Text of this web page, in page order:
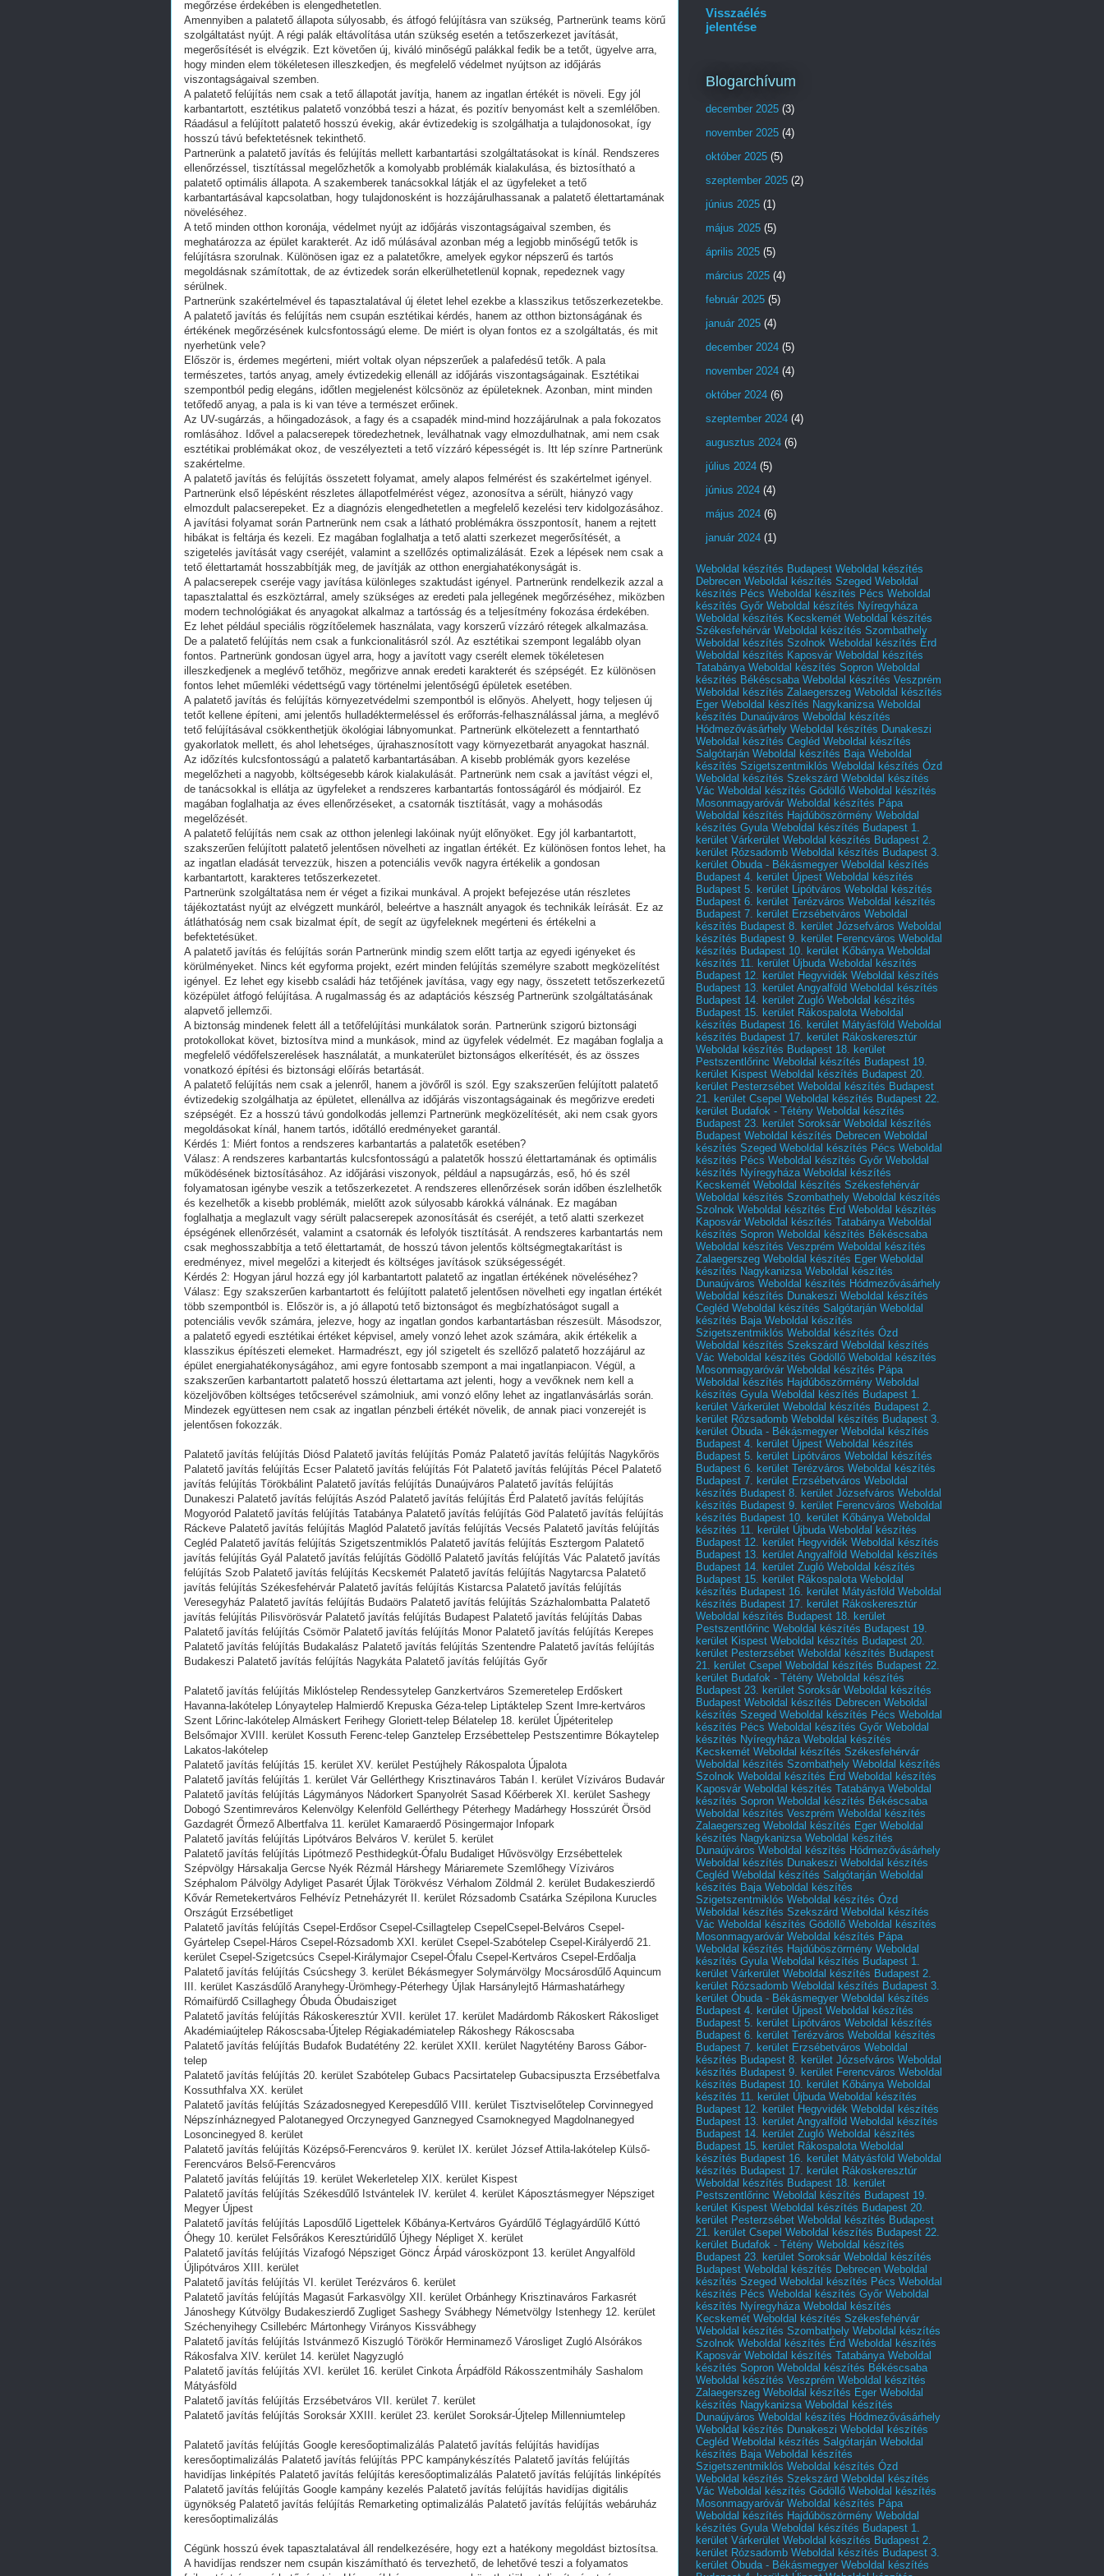
megőrzése érdekében is elengedhetetlen.
Amennyiben a palatető állapota súlyosabb, és átfogó felújításra van szükség, Partnerünk teams körű
szolgáltatást nyújt. A régi palák eltávolítása után szükség esetén a tetőszerkezet javítását,
megerősítését is elvégzik. Ezt követően új, kiváló minőségű palákkal fedik be a tetőt, ügyelve arra,
hogy minden elem tökéletesen illeszkedjen, és megfelelő védelmet nyújtson az időjárás
viszontagságaival szemben.
A palatető felújítás nem csak a tető állapotát javítja, hanem az ingatlan értékét is növeli. Egy jól
karbantartott, esztétikus palatető vonzóbbá teszi a házat, és pozitív benyomást kelt a szemlélőben.
Ráadásul a felújított palatető hosszú évekig, akár évtizedekig is szolgálhatja a tulajdonosokat, így
hosszú távú befektetésnek tekinthető.
Partnerünk a palatető javítás és felújítás mellett karbantartási szolgáltatásokat is kínál. Rendszeres
ellenőrzéssel, tisztítással megelőzhetők a komolyabb problémák kialakulása, és biztosítható a
palatető optimális állapota. A szakemberek tanácsokkal látják el az ügyfeleket a tető
karbantartásával kapcsolatban, hogy tulajdonosként is hozzájárulhassanak a palatető élettartamának
növeléséhez.
A tető minden otthon koronája, védelmet nyújt az időjárás viszontagságaival szemben, és
meghatározza az épület karakterét. Az idő múlásával azonban még a legjobb minőségű tetők is
felújításra szorulnak. Különösen igaz ez a palatetőkre, amelyek egykor népszerű és tartós
megoldásnak számítottak, de az évtizedek során elkerülhetetlenül kopnak, repedeznek vagy
sérülnek.
Partnerünk szakértelmével és tapasztalatával új életet lehel ezekbe a klasszikus tetőszerkezetekbe.
A palatető javítás és felújítás nem csupán esztétikai kérdés, hanem az otthon biztonságának és
értékének megőrzésének kulcsfontosságú eleme. De miért is olyan fontos ez a szolgáltatás, és mit
nyerhetünk vele?
Először is, érdemes megérteni, miért voltak olyan népszerűek a palafedésű tetők. A pala
természetes, tartós anyag, amely évtizedekig ellenáll az időjárás viszontagságainak. Esztétikai
szempontból pedig elegáns, időtlen megjelenést kölcsönöz az épületeknek. Azonban, mint minden
tetőfedő anyag, a pala is ki van téve a természet erőinek.
Az UV-sugárzás, a hőingadozások, a fagy és a csapadék mind-mind hozzájárulnak a pala fokozatos
romlásához. Idővel a palacserepek töredezhetnek, leválhatnak vagy elmozdulhatnak, ami nem csak
esztétikai problémákat okoz, de veszélyezteti a tető vízzáró képességét is. Itt lép színre Partnerünk
szakértelme.
A palatető javítás és felújítás összetett folyamat, amely alapos felmérést és szakértelmet igényel.
Partnerünk első lépésként részletes állapotfelmérést végez, azonosítva a sérült, hiányzó vagy
elmozdult palacserepeket. Ez a diagnózis elengedhetetlen a megfelelő kezelési terv kidolgozásához.
A javítási folyamat során Partnerünk nem csak a látható problémákra összpontosít, hanem a rejtett
hibákat is feltárja és kezeli. Ez magában foglalhatja a tető alatti szerkezet megerősítését, a
szigetelés javítását vagy cseréjét, valamint a szellőzés optimalizálását. Ezek a lépések nem csak a
tető élettartamát hosszabbítják meg, de javítják az otthon energiahatékonyságát is.
A palacserepek cseréje vagy javítása különleges szaktudást igényel. Partnerünk rendelkezik azzal a
tapasztalattal és eszköztárral, amely szükséges az eredeti pala jellegének megőrzéséhez, miközben
modern technológiákat és anyagokat alkalmaz a tartósság és a teljesítmény fokozása érdekében.
Ez lehet például speciális rögzítőelemek használata, vagy korszerű vízzáró rétegek alkalmazása.
De a palatető felújítás nem csak a funkcionalitásról szól. Az esztétikai szempont legalább olyan
fontos. Partnerünk gondosan ügyel arra, hogy a javított vagy cserélt elemek tökéletesen
illeszkedjenek a meglévő tetőhöz, megőrizve annak eredeti karakterét és szépségét. Ez különösen
fontos lehet műemléki védettségű vagy történelmi jelentőségű épületek esetében.
A palatető javítás és felújítás környezetvédelmi szempontból is előnyös. Ahelyett, hogy teljesen új
tetőt kellene építeni, ami jelentős hulladéktermeléssel és erőforrás-felhasználással járna, a meglévő
tető felújításával csökkenthetjük ökológiai lábnyomunkat. Partnerünk elkötelezett a fenntartható
gyakorlatok mellett, és ahol lehetséges, újrahasznosított vagy környezetbarát anyagokat használ.
Az időzítés kulcsfontosságú a palatető karbantartásában. A kisebb problémák gyors kezelése
megelőzheti a nagyobb, költségesebb károk kialakulását. Partnerünk nem csak a javítást végzi el,
de tanácsokkal is ellátja az ügyfeleket a rendszeres karbantartás fontosságáról és módjairól. Ez
magában foglalhatja az éves ellenőrzéseket, a csatornák tisztítását, vagy a mohásodás
megelőzését.
A palatető felújítás nem csak az otthon jelenlegi lakóinak nyújt előnyöket. Egy jól karbantartott,
szakszerűen felújított palatető jelentősen növelheti az ingatlan értékét. Ez különösen fontos lehet, ha
az ingatlan eladását tervezzük, hiszen a potenciális vevők nagyra értékelik a gondosan
karbantartott, karakteres tetőszerkezetet.
Partnerünk szolgáltatása nem ér véget a fizikai munkával. A projekt befejezése után részletes
tájékoztatást nyújt az elvégzett munkáról, beleértve a használt anyagok és technikák leírását. Ez az
átláthatóság nem csak bizalmat épít, de segít az ügyfeleknek megérteni és értékelni a
befektetésüket.
A palatető javítás és felújítás során Partnerünk mindig szem előtt tartja az egyedi igényeket és
körülményeket. Nincs két egyforma projekt, ezért minden felújítás személyre szabott megközelítést
igényel. Ez lehet egy kisebb családi ház tetőjének javítása, vagy egy nagy, összetett tetőszerkezetű
középület átfogó felújítása. A rugalmasság és az adaptációs készség Partnerünk szolgáltatásának
alapvető jellemzői.
A biztonság mindenek felett áll a tetőfelújítási munkálatok során. Partnerünk szigorú biztonsági
protokollokat követ, biztosítva mind a munkások, mind az ügyfelek védelmét. Ez magában foglalja a
megfelelő védőfelszerelések használatát, a munkaterület biztonságos elkerítését, és az összes
vonatkozó építési és biztonsági előírás betartását.
A palatető felújítás nem csak a jelenről, hanem a jövőről is szól. Egy szakszerűen felújított palatető
évtizedekig szolgálhatja az épületet, ellenállva az időjárás viszontagságainak és megőrizve eredeti
szépségét. Ez a hosszú távú gondolkodás jellemzi Partnerünk megközelítését, aki nem csak gyors
megoldásokat kínál, hanem tartós, időtálló eredményeket garantál.
Kérdés 1: Miért fontos a rendszeres karbantartás a palatetők esetében?
Válasz: A rendszeres karbantartás kulcsfontosságú a palatetők hosszú élettartamának és optimális
működésének biztosításához. Az időjárási viszonyok, például a napsugárzás, eső, hó és szél
folyamatosan igénybe veszik a tetőszerkezetet. A rendszeres ellenőrzések során időben észlelhetők
és kezelhetők a kisebb problémák, mielőtt azok súlyosabb károkká válnának. Ez magában
foglalhatja a meglazult vagy sérült palacserepek azonosítását és cseréjét, a tető alatti szerkezet
épségének ellenőrzését, valamint a csatornák és lefolyók tisztítását. A rendszeres karbantartás nem
csak meghosszabbítja a tető élettartamát, de hosszú távon jelentős költségmegtakarítást is
eredményez, mivel megelőzi a kiterjedt és költséges javítások szükségességét.
Kérdés 2: Hogyan járul hozzá egy jól karbantartott palatető az ingatlan értékének növeléséhez?
Válasz: Egy szakszerűen karbantartott és felújított palatető jelentősen növelheti egy ingatlan értékét
több szempontból is. Először is, a jó állapotú tető biztonságot és megbízhatóságot sugall a
potenciális vevők számára, jelezve, hogy az ingatlan gondos karbantartásban részesült. Másodszor,
a palatető egyedi esztétikai értéket képvisel, amely vonzó lehet azok számára, akik értékelik a
klasszikus építészeti elemeket. Harmadrészt, egy jól szigetelt és szellőző palatető hozzájárul az
épület energiahatékonyságához, ami egyre fontosabb szempont a mai ingatlanpiacon. Végül, a
szakszerűen karbantartott palatető hosszú élettartama azt jelenti, hogy a vevőknek nem kell a
közeljövőben költséges tetőcserével számolniuk, ami vonzó előny lehet az ingatlanvásárlás során.
Mindezek együttesen nem csak az ingatlan pénzbeli értékét növelik, de annak piaci vonzerejét is
jelentősen fokozzák.
Palatető javítás felújítás Diósd Palatető javítás felújítás Pomáz Palatető javítás felújítás Nagykőrös
Palatető javítás felújítás Ecser Palatető javítás felújítás Fót Palatető javítás felújítás Pécel Palatető
javítás felújítás Törökbálint Palatető javítás felújítás Dunaújváros Palatető javítás felújítás
Dunakeszi Palatető javítás felújítás Aszód Palatető javítás felújítás Érd Palatető javítás felújítás
Mogyoród Palatető javítás felújítás Tatabánya Palatető javítás felújítás Göd Palatető javítás felújítás
Ráckeve Palatető javítás felújítás Maglód Palatető javítás felújítás Vecsés Palatető javítás felújítás
Cegléd Palatető javítás felújítás Szigetszentmiklós Palatető javítás felújítás Esztergom Palatető
javítás felújítás Gyál Palatető javítás felújítás Gödöllő Palatető javítás felújítás Vác Palatető javítás
felújítás Szob Palatető javítás felújítás Kecskemét Palatető javítás felújítás Nagytarcsa Palatető
javítás felújítás Székesfehérvár Palatető javítás felújítás Kistarcsa Palatető javítás felújítás
Veresegyház Palatető javítás felújítás Budaörs Palatető javítás felújítás Százhalombatta Palatető
javítás felújítás Pilisvörösvár Palatető javítás felújítás Budapest Palatető javítás felújítás Dabas
Palatető javítás felújítás Csömör Palatető javítás felújítás Monor Palatető javítás felújítás Kerepes
Palatető javítás felújítás Budakalász Palatető javítás felújítás Szentendre Palatető javítás felújítás
Budakeszi Palatető javítás felújítás Nagykáta Palatető javítás felújítás Győr
Palatető javítás felújítás Miklóstelep Rendessytelep Ganzkertváros Szemeretelep Erdőskert
Havanna-lakótelep Lónyaytelep Halmierdő Krepuska Géza-telep Liptáktelep Szent Imre-kertváros
Szent Lőrinc-lakótelep Almáskert Ferihegy Gloriett-telep Bélatelep 18. kerület Újpéteritelep
Belsőmajor XVIII. kerület Kossuth Ferenc-telep Ganztelep Erzsébettelep Pestszentimre Bókaytelep
Lakatos-lakótelep
Palatető javítás felújítás 15. kerület XV. kerület Pestújhely Rákospalota Újpalota
Palatető javítás felújítás 1. kerület Vár Gellérthegy Krisztinaváros Tabán I. kerület Víziváros Budavár
Palatető javítás felújítás Lágymányos Nádorkert Spanyolrét Sasad Kőérberek XI. kerület Sashegy
Dobogó Szentimreváros Kelenvölgy Kelenföld Gellérthegy Péterhegy Madárhegy Hosszúrét Örsöd
Gazdagrét Őrmező Albertfalva 11. kerület Kamaraerdő Pösingermajor Infopark
Palatető javítás felújítás Lipótváros Belváros V. kerület 5. kerület
Palatető javítás felújítás Lipótmező Pesthidegkút-Ófalu Budaliget Hűvösvölgy Erzsébettelek
Szépvölgy Hársakalja Gercse Nyék Rézmál Hárshegy Máriaremete Szemlőhegy Víziváros
Széphalom Pálvölgy Adyliget Pasarét Újlak Törökvész Vérhalom Zöldmál 2. kerület Budakeszierdő
Kővár Remetekertváros Felhévíz Petneházyrét II. kerület Rózsadomb Csatárka Szépilona Kurucles
Országút Erzsébetliget
Palatető javítás felújítás Csepel-Erdősor Csepel-Csillagtelep CsepelCsepel-Belváros Csepel-
Gyártelep Csepel-Háros Csepel-Rózsadomb XXI. kerület Csepel-Szabótelep Csepel-Királyerdő 21.
kerület Csepel-Szigetcsúcs Csepel-Királymajor Csepel-Ófalu Csepel-Kertváros Csepel-Erdőalja
Palatető javítás felújítás Csúcshegy 3. kerület Békásmegyer Solymárvölgy Mocsárosdűlő Aquincum
III. kerület Kaszásdűlő Aranyhegy-Ürömhegy-Péterhegy Újlak Harsánylejtő Hármashatárhegy
Rómaifürdő Csillaghegy Óbuda Óbudaisziget
Palatető javítás felújítás Rákoskeresztúr XVII. kerület 17. kerület Madárdomb Rákoskert Rákosliget
Akadémiaújtelep Rákoscsaba-Újtelep Régiakadémiatelep Rákoshegy Rákoscsaba
Palatető javítás felújítás Budafok Budatétény 22. kerület XXII. kerület Nagytétény Baross Gábor-
telep
Palatető javítás felújítás 20. kerület Szabótelep Gubacs Pacsirtatelep Gubacsipuszta Erzsébetfalva
Kossuthfalva XX. kerület
Palatető javítás felújítás Századosnegyed Kerepesdűlő VIII. kerület Tisztviselőtelep Corvinnegyed
Népszínháznegyed Palotanegyed Orczynegyed Ganznegyed Csarnoknegyed Magdolnanegyed
Losoncinegyed 8. kerület
Palatető javítás felújítás Középső-Ferencváros 9. kerület IX. kerület József Attila-lakótelep Külső-
Ferencváros Belső-Ferencváros
Palatető javítás felújítás 19. kerület Wekerletelep XIX. kerület Kispest
Palatető javítás felújítás Székesdűlő Istvántelek IV. kerület 4. kerület Káposztásmegyer Népsziget
Megyer Újpest
Palatető javítás felújítás Laposdűlő Ligettelek Kőbánya-Kertváros Gyárdűlő Téglagyárdűlő Kúttó
Óhegy 10. kerület Felsőrákos Keresztúridűlő Újhegy Népliget X. kerület
Palatető javítás felújítás Vizafogó Népsziget Göncz Árpád városközpont 13. kerület Angyalföld
Újlipótváros XIII. kerület
Palatető javítás felújítás VI. kerület Terézváros 6. kerület
Palatető javítás felújítás Magasút Farkasvölgy XII. kerület Orbánhegy Krisztinaváros Farkasrét
Jánoshegy Kútvölgy Budakeszierdő Zugliget Sashegy Svábhegy Németvölgy Istenhegy 12. kerület
Széchenyihegy Csillebérc Mártonhegy Virányos Kissvábhegy
Palatető javítás felújítás Istvánmező Kiszugló Törökőr Herminamező Városliget Zugló Alsórákos
Rákosfalva XIV. kerület 14. kerület Nagyzugló
Palatető javítás felújítás XVI. kerület 16. kerület Cinkota Árpádföld Rákosszentmihály Sashalom
Mátyásföld
Palatető javítás felújítás Erzsébetváros VII. kerület 7. kerület
Palatető javítás felújítás Soroksár XXIII. kerület 23. kerület Soroksár-Újtelep Millenniumtelep
Palatető javítás felújítás Google keresőoptimalizálás Palatető javítás felújítás havidíjas
keresőoptimalizálás Palatető javítás felújítás PPC kampánykészítés Palatető javítás felújítás
havidíjas linképítés Palatető javítás felújítás keresőoptimalizálás Palatető javítás felújítás linképítés
Palatető javítás felújítás Google kampány kezelés Palatető javítás felújítás havidíjas digitális
ügynökség Palatető javítás felújítás Remarketing optimalizálás Palatető javítás felújítás webáruház
keresőoptimalizálás
Cégünk hosszú évek tapasztalatával áll rendelkezésére, hogy ezt a hatékony megoldást biztosítsa.
A havidíjas rendszer nem csupán kiszámítható és tervezhető, de lehetővé teszi a folyamatos
Visszaélés
jelentése
Blogarchívum
december 2025 (3)
november 2025 (4)
október 2025 (5)
szeptember 2025 (2)
június 2025 (1)
május 2025 (5)
április 2025 (5)
március 2025 (4)
február 2025 (5)
január 2025 (4)
december 2024 (5)
november 2024 (4)
október 2024 (6)
szeptember 2024 (4)
augusztus 2024 (6)
július 2024 (5)
június 2024 (4)
május 2024 (6)
január 2024 (1)
Weboldal készítés Budapest Weboldal készítés
Debrecen Weboldal készítés Szeged Weboldal
készítés Pécs Weboldal készítés Pécs Weboldal
készítés Győr Weboldal készítés Nyíregyháza
Weboldal készítés Kecskemét Weboldal készítés
Székesfehérvár Weboldal készítés Szombathely
Weboldal készítés Szolnok Weboldal készítés Érd
Weboldal készítés Kaposvár Weboldal készítés
Tatabánya Weboldal készítés Sopron Weboldal
készítés Békéscsaba Weboldal készítés Veszprém
Weboldal készítés Zalaegerszeg Weboldal készítés
Eger Weboldal készítés Nagykanizsa Weboldal
készítés Dunaújváros Weboldal készítés
Hódmezővásárhely Weboldal készítés Dunakeszi
Weboldal készítés Cegléd Weboldal készítés
Salgótarján Weboldal készítés Baja Weboldal
készítés Szigetszentmiklós Weboldal készítés Ózd
Weboldal készítés Szekszárd Weboldal készítés
Vác Weboldal készítés Gödöllő Weboldal készítés
Mosonmagyaróvár Weboldal készítés Pápa
Weboldal készítés Hajdúböszörmény Weboldal
készítés Gyula Weboldal készítés Budapest 1.
kerület Várkerület Weboldal készítés Budapest 2.
kerület Rózsadomb Weboldal készítés Budapest 3.
kerület Óbuda - Békásmegyer Weboldal készítés
Budapest 4. kerület Újpest Weboldal készítés
Budapest 5. kerület Lipótváros Weboldal készítés
Budapest 6. kerület Terézváros Weboldal készítés
Budapest 7. kerület Erzsébetváros Weboldal
készítés Budapest 8. kerület Józsefváros Weboldal
készítés Budapest 9. kerület Ferencváros Weboldal
készítés Budapest 10. kerület Kőbánya Weboldal
készítés 11. kerület Újbuda Weboldal készítés
Budapest 12. kerület Hegyvidék Weboldal készítés
Budapest 13. kerület Angyalföld Weboldal készítés
Budapest 14. kerület Zugló Weboldal készítés
Budapest 15. kerület Rákospalota Weboldal
készítés Budapest 16. kerület Mátyásföld Weboldal
készítés Budapest 17. kerület Rákoskeresztúr
Weboldal készítés Budapest 18. kerület
Pestszentlőrinc Weboldal készítés Budapest 19.
kerület Kispest Weboldal készítés Budapest 20.
kerület Pesterzsébet Weboldal készítés Budapest
21. kerület Csepel Weboldal készítés Budapest 22.
kerület Budafok - Tétény Weboldal készítés
Budapest 23. kerület Soroksár Weboldal készítés
Budapest Weboldal készítés Debrecen Weboldal
készítés Szeged Weboldal készítés Pécs Weboldal
készítés Pécs Weboldal készítés Győr Weboldal
készítés Nyíregyháza Weboldal készítés
Kecskemét Weboldal készítés Székesfehérvár
Weboldal készítés Szombathely Weboldal készítés
Szolnok Weboldal készítés Érd Weboldal készítés
Kaposvár Weboldal készítés Tatabánya Weboldal
készítés Sopron Weboldal készítés Békéscsaba
Weboldal készítés Veszprém Weboldal készítés
Zalaegerszeg Weboldal készítés Eger Weboldal
készítés Nagykanizsa Weboldal készítés
Dunaújváros Weboldal készítés Hódmezővásárhely
Weboldal készítés Dunakeszi Weboldal készítés
Cegléd Weboldal készítés Salgótarján Weboldal
készítés Baja Weboldal készítés
Szigetszentmiklós Weboldal készítés Ózd
Weboldal készítés Szekszárd Weboldal készítés
Vác Weboldal készítés Gödöllő Weboldal készítés
Mosonmagyaróvár Weboldal készítés Pápa
Weboldal készítés Hajdúböszörmény Weboldal
készítés Gyula Weboldal készítés Budapest 1.
kerület Várkerület Weboldal készítés Budapest 2.
kerület Rózsadomb Weboldal készítés Budapest 3.
kerület Óbuda - Békásmegyer Weboldal készítés
Budapest 4. kerület Újpest Weboldal készítés
Budapest 5. kerület Lipótváros Weboldal készítés
Budapest 6. kerület Terézváros Weboldal készítés
Budapest 7. kerület Erzsébetváros Weboldal
készítés Budapest 8. kerület Józsefváros Weboldal
készítés Budapest 9. kerület Ferencváros Weboldal
készítés Budapest 10. kerület Kőbánya Weboldal
készítés 11. kerület Újbuda Weboldal készítés
Budapest 12. kerület Hegyvidék Weboldal készítés
Budapest 13. kerület Angyalföld Weboldal készítés
Budapest 14. kerület Zugló Weboldal készítés
Budapest 15. kerület Rákospalota Weboldal
készítés Budapest 16. kerület Mátyásföld Weboldal
készítés Budapest 17. kerület Rákoskeresztúr
Weboldal készítés Budapest 18. kerület
Pestszentlőrinc Weboldal készítés Budapest 19.
kerület Kispest Weboldal készítés Budapest 20.
kerület Pesterzsébet Weboldal készítés Budapest
21. kerület Csepel Weboldal készítés Budapest 22.
kerület Budafok - Tétény Weboldal készítés
Budapest 23. kerület Soroksár Weboldal készítés
Budapest Weboldal készítés Debrecen Weboldal
készítés Szeged Weboldal készítés Pécs Weboldal
készítés Pécs Weboldal készítés Győr Weboldal
készítés Nyíregyháza Weboldal készítés
Kecskemét Weboldal készítés Székesfehérvár
Weboldal készítés Szombathely Weboldal készítés
Szolnok Weboldal készítés Érd Weboldal készítés
Kaposvár Weboldal készítés Tatabánya Weboldal
készítés Sopron Weboldal készítés Békéscsaba
Weboldal készítés Veszprém Weboldal készítés
Zalaegerszeg Weboldal készítés Eger Weboldal
készítés Nagykanizsa Weboldal készítés
Dunaújváros Weboldal készítés Hódmezővásárhely
Weboldal készítés Dunakeszi Weboldal készítés
Cegléd Weboldal készítés Salgótarján Weboldal
készítés Baja Weboldal készítés
Szigetszentmiklós Weboldal készítés Ózd
Weboldal készítés Szekszárd Weboldal készítés
Vác Weboldal készítés Gödöllő Weboldal készítés
Mosonmagyaróvár Weboldal készítés Pápa
Weboldal készítés Hajdúböszörmény Weboldal
készítés Gyula Weboldal készítés Budapest 1.
kerület Várkerület Weboldal készítés Budapest 2.
kerület Rózsadomb Weboldal készítés Budapest 3.
kerület Óbuda - Békásmegyer Weboldal készítés
Budapest 4. kerület Újpest Weboldal készítés
Budapest 5. kerület Lipótváros Weboldal készítés
Budapest 6. kerület Terézváros Weboldal készítés
Budapest 7. kerület Erzsébetváros Weboldal
készítés Budapest 8. kerület Józsefváros Weboldal
készítés Budapest 9. kerület Ferencváros Weboldal
készítés Budapest 10. kerület Kőbánya Weboldal
készítés 11. kerület Újbuda Weboldal készítés
Budapest 12. kerület Hegyvidék Weboldal készítés
Budapest 13. kerület Angyalföld Weboldal készítés
Budapest 14. kerület Zugló Weboldal készítés
Budapest 15. kerület Rákospalota Weboldal
készítés Budapest 16. kerület Mátyásföld Weboldal
készítés Budapest 17. kerület Rákoskeresztúr
Weboldal készítés Budapest 18. kerület
Pestszentlőrinc Weboldal készítés Budapest 19.
kerület Kispest Weboldal készítés Budapest 20.
kerület Pesterzsébet Weboldal készítés Budapest
21. kerület Csepel Weboldal készítés Budapest 22.
kerület Budafok - Tétény Weboldal készítés
Budapest 23. kerület Soroksár Weboldal készítés
Budapest Weboldal készítés Debrecen Weboldal
készítés Szeged Weboldal készítés Pécs Weboldal
készítés Pécs Weboldal készítés Győr Weboldal
készítés Nyíregyháza Weboldal készítés
Kecskemét Weboldal készítés Székesfehérvár
Weboldal készítés Szombathely Weboldal készítés
Szolnok Weboldal készítés Érd Weboldal készítés
Kaposvár Weboldal készítés Tatabánya Weboldal
készítés Sopron Weboldal készítés Békéscsaba
Weboldal készítés Veszprém Weboldal készítés
Zalaegerszeg Weboldal készítés Eger Weboldal
készítés Nagykanizsa Weboldal készítés
Dunaújváros Weboldal készítés Hódmezővásárhely
Weboldal készítés Dunakeszi Weboldal készítés
Cegléd Weboldal készítés Salgótarján Weboldal
készítés Baja Weboldal készítés
Szigetszentmiklós Weboldal készítés Ózd
Weboldal készítés Szekszárd Weboldal készítés
Vác Weboldal készítés Gödöllő Weboldal készítés
Mosonmagyaróvár Weboldal készítés Pápa
Weboldal készítés Hajdúböszörmény Weboldal
készítés Gyula Weboldal készítés Budapest 1.
kerület Várkerület Weboldal készítés Budapest 2.
kerület Rózsadomb Weboldal készítés Budapest 3.
kerület Óbuda - Békásmegyer Weboldal készítés